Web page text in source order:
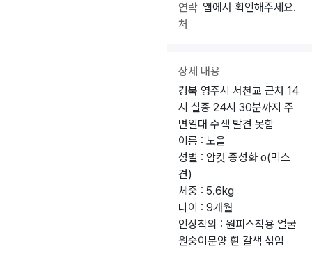
연락
처
앱에서 확인해주세요.
상세 내용
경북 영주시 서천교 근처 14
시 실종 24시 30분까지 주
변일대 수색 발견 못함
이름 : 노을
성별 : 암컷 중성화 o(믹스
견)
체중 : 5.6kg
나이 : 9개월
인상착의 : 원피스착용 얼굴
원숭이문양 흰 갈색 섞임